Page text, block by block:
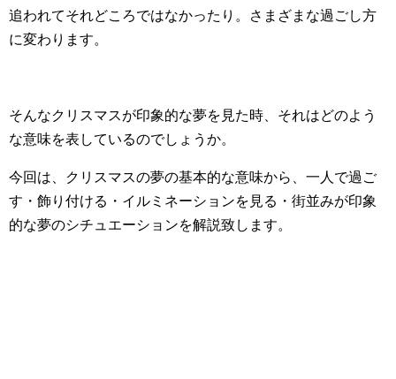
追われてそれどころではなかったり。さまざまな過ごし方
に変わります。
そんなクリスマスが印象的な夢を見た時、それはどのよう
な意味を表しているのでしょうか。
今回は、クリスマスの夢の基本的な意味から、一人で過ご
す・飾り付ける・イルミネーションを見る・街並みが印象
的な夢のシチュエーションを解説致します。